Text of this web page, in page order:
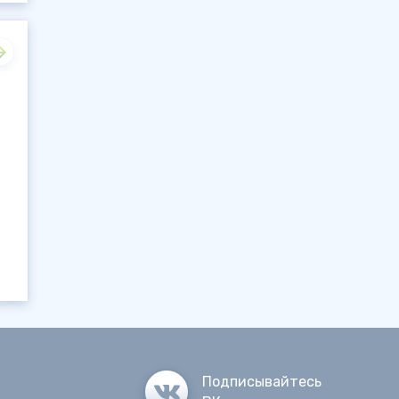
Подписывайтесь